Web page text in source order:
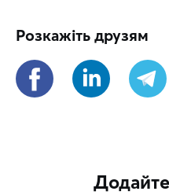
Розкажіть друзям